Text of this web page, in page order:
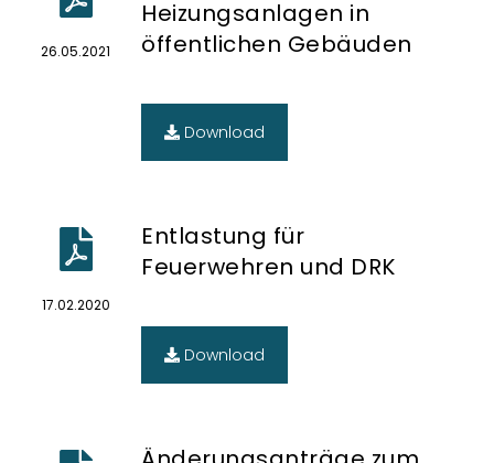
26.05.2021
Heizungsanlagen in
öffentlichen Gebäuden
Download
17.02.2020
Entlastung für
Feuerwehren und DRK
Download